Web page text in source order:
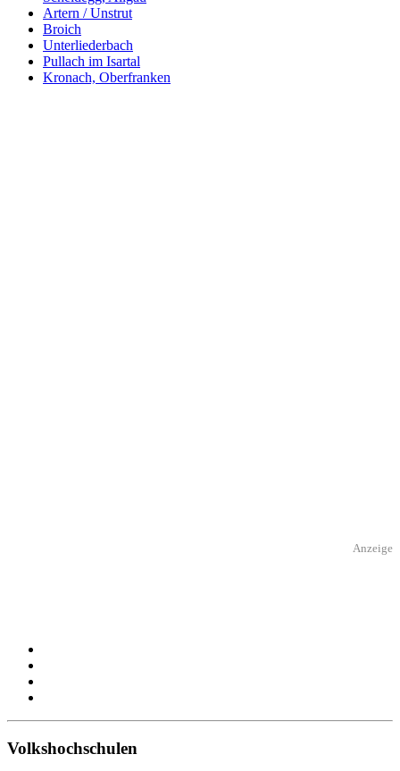
Artern / Unstrut
Broich
Unterliederbach
Pullach im Isartal
Kronach, Oberfranken
Anzeige
Volkshochschulen